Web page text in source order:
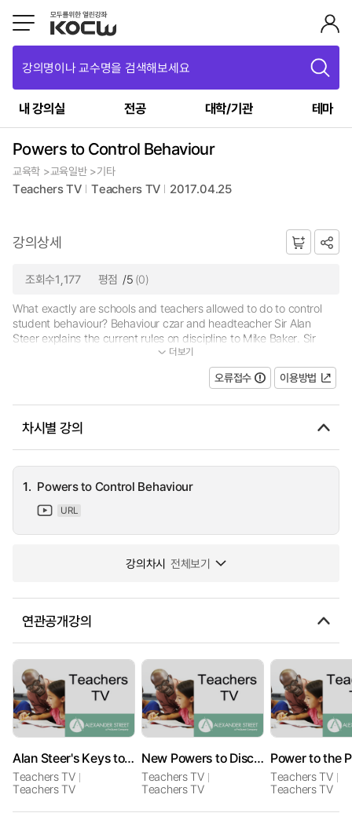
강의명이나 교수명을 검색해보세요
내 강의실 전공 대학/기관 테마
Powers to Control Behaviour
교육학 >교육일반 >기타
Teachers TV Teachers TV 2017.04.25
강의상세
조회수1,177 평점 /5 (0)
What exactly are schools and teachers allowed to do to control
student behaviour? Behaviour czar and headteacher Sir Alan
Steer explains the current rules on discipline to Mike Baker. Sir
Alan argues that schools don't understand the extra powers to c...
더보기
오류접수 이용방법
차시별 강의
1. Powers to Control Behaviour
URL
강의차시 전체보기
연관공개강의
Alan Steer's Keys to Better Behaviour
Teachers TV
Teachers TV
New Powers to Discipline
Teachers TV
Teachers TV
Power to the
Teachers TV
Teachers TV